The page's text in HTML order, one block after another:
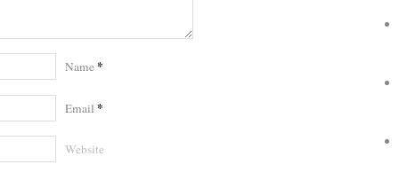
Name*
Email *
Website